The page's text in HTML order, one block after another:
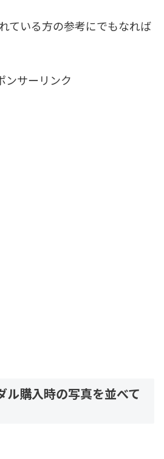
ている方の参考にでもなれば
ンサーリンク
ル購入時の写真を並べて